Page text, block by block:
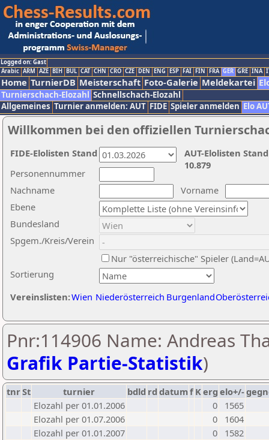
Logged on: Gast
Arabic ARM AZE BIH BUL CAT CHN CRO CZE DEN ENG ESP FAI FIN FRA GER GRE INA
Home TurnierDB Meisterschaft Foto-Galerie Meldekartei
Turnierschach-Elozahl Schnellschach-Elozahl
Allgemeines Turnier anmelden: AUT FIDE Spieler anmelden Elo
Willkommen bei den offiziellen
Nachname
Vorname
Ebene
Sortierung
Personennummer
Bundesland
Spgem./Kreis/Verein
Nur "österreichische" Spieler
Vereinslisten:Wien Niederösterreich Burgenland
AUT-Elolisten
10.879
FIDE-Elolisten Stand
Pnr:114906 Name: Andreas
Grafik Partie-Statistik)
tnrSt turnier bdld rd datumf Kerg elo+/-
Elozahl per 01.01.2006
0
1565
Elozahl per 01.07.2006
0
1604
Elozahl per 01.01.2007
0
1582